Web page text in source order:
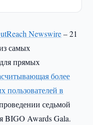
Newswire– 21
самых
прямых
более
пользователей в
седьмой
BIGO Awards Gala.